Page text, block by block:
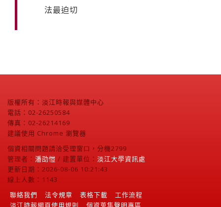
法最迫切
版權所有：淡江時報與媒體中心
電話：02-26250584
傳真：02-26214169
建議使用 Chrome 瀏覽器
個資相關問題請洽受理窗口，分機2799
管理者： 潘劭愷 / 建置單位： 淡江大學資訊處
更新日期：2026-08-06 10:21:43
線上人數：1143
聯絡我們
法令規章 表格下載
工作流程
淡江時報網頁使用規則
個資蒐集聲明專區